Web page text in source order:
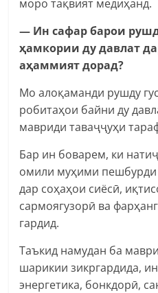
моро тақвият медиҳанд.
— Ин сафар барои
ҳамкории ду давлат
аҳаммият дорад?
Мо алоқаманди рушду
робитаҳои байни ду
мавриди таваҷҷуҳи
Бар ин боварем, ки
омили муҳими
дар соҳаҳои сиёсӣ,
сармоягузорӣ ва
гардид.
Таъкид намудан ба
шарикии зикргардида,
энергетика, бонкдорӣ,